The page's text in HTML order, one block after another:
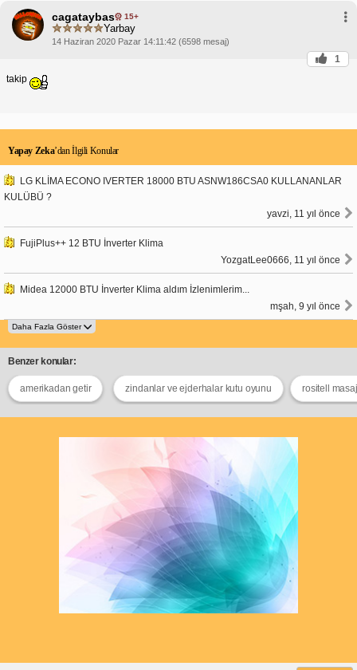
cagataybas 15+
Yarbay
14 Haziran 2020 Pazar 14:11:42 (6598 mesaj)
1
takip
Yapay Zeka’dan İlgili Konular
LG KLİMA ECONO IVERTER 18000 BTU ASNW186CSA0 KULLANANLAR
KULÜBÜ ?
yavzi, 11 yıl önce
FujiPlus++ 12 BTU İnverter Klima
YozgatLee0666, 11 yıl önce
Midea 12000 BTU İnverter Klima aldım İzlenimlerim...
mşah, 9 yıl önce
Benzer konular:
amerikadan getir zindanlar ve ejderhalar kutu oyunu rositell